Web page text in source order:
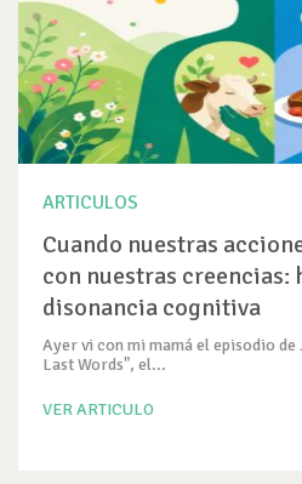
ARTICULOS
Cuando nuestras
con nuestras creencias:
disonancia cognitiva
Ayer vi con mi mamá el episodio de
Last Words", el...
VER ARTICULO